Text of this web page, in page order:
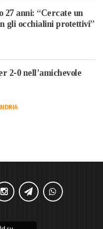
27 anni: “Cercate un
gli occhialini protettivi”
2-0 nell’amichevole